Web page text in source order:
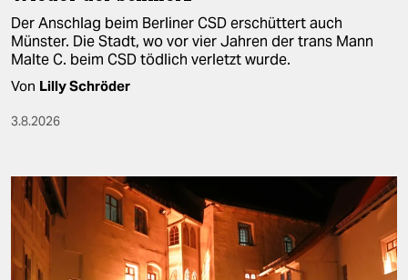
Der Anschlag beim Berliner CSD erschüttert auch
Münster. Die Stadt, wo vor vier Jahren der trans Mann
Malte C. beim CSD tödlich verletzt wurde.
Von Lilly Schröder
3.8.2026